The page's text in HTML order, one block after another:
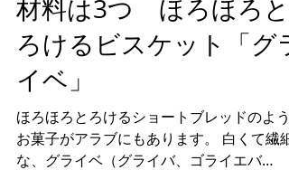
2020年5月24日